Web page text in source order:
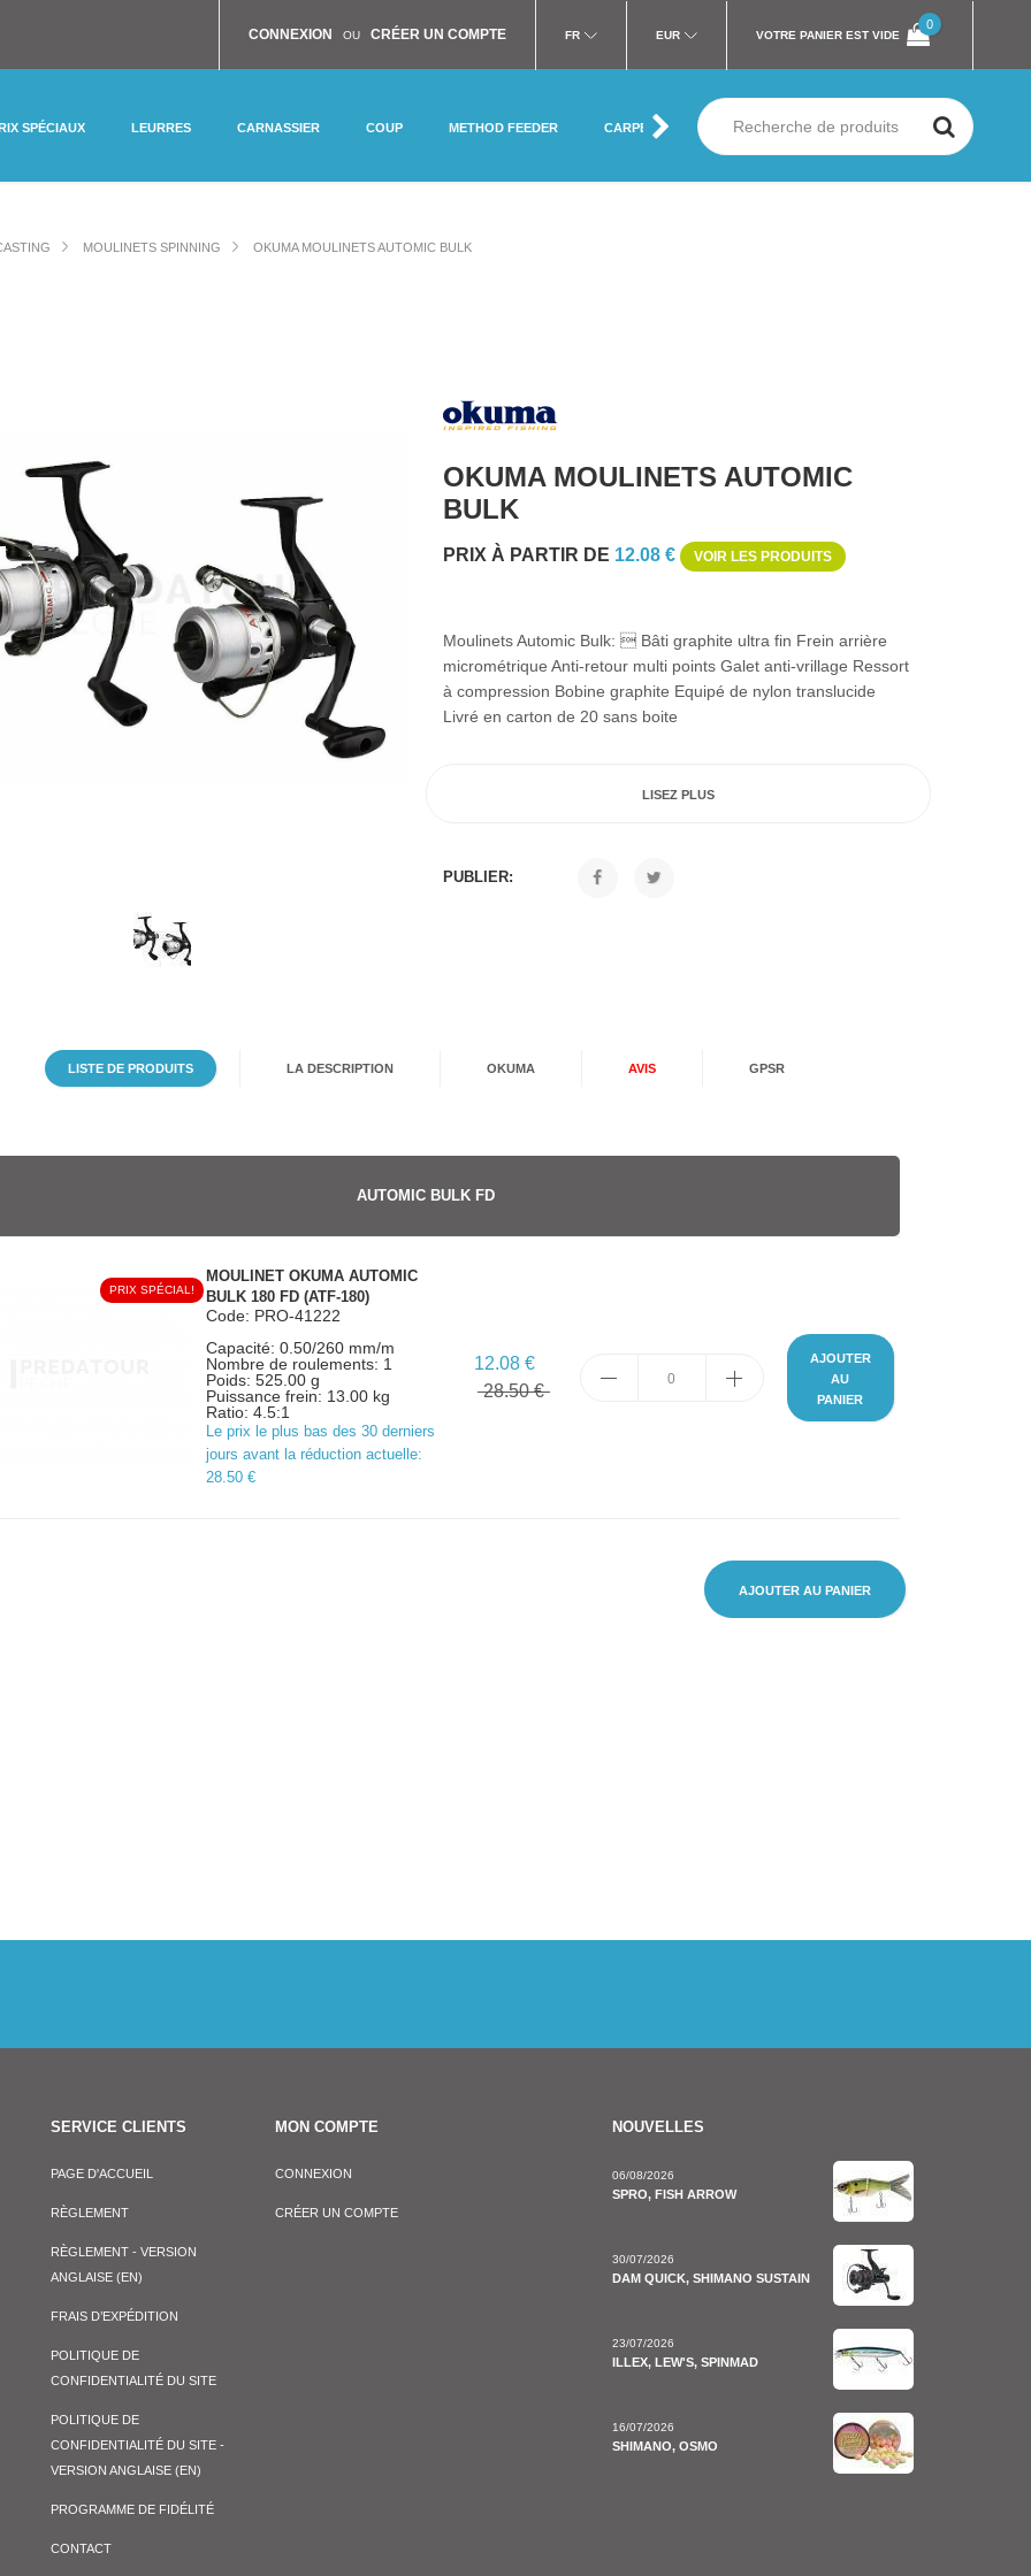
CONNEXION OU CRÉER UN COMPTE FR EUR VOTRE PANIER EST VIDE
0
SPÉCIAUX LEURRES CARNASSIER COUP METHOD FEEDER CARPE MER SILURE MOUCHE
MOULINETS SPINNING OKUMA MOULINETS AUTOMIC BULK
OKUMA MOULINETS AUTOMIC
BULK
PRIX À PARTIR DE 12.08 € VOIR LES PRODUITS
Moulinets Automic Bulk:  Bâti graphite ultra fin Frein arrière
micrométrique Anti-retour multi points Galet anti-vrillage Ressort
à compression Bobine graphite Equipé de nylon translucide
Livré en carton de 20 sans boite
LISEZ PLUS
PUBLIER:
LISTE DE PRODUITS LA DESCRIPTION OKUMA AVIS GPSR
AUTOMIC BULK FD
PRIX SPÉCIAL!
MOULINET OKUMA AUTOMIC
BULK 180 FD (ATF-180)
Code: PRO-41222
Capacité: 0.50/260 mm/m
Nombre de roulements: 1
Poids: 525.00 g
Puissance frein: 13.00 kg
Ratio: 4.5:1
Le prix le plus bas des 30 derniers
jours avant la réduction actuelle:
28.50 €
12.08 €
28.50 €
AJOUTER
AU
PANIER
AJOUTER AU PANIER
CANNES
SERVICE CLIENTS
PAGE D'ACCUEIL
RÈGLEMENT
RÈGLEMENT - VERSION
ANGLAISE (EN)
FRAIS D’EXPÉDITION
POLITIQUE DE
CONFIDENTIALITÉ DU SITE
POLITIQUE DE
CONFIDENTIALITÉ DU SITE -
VERSION ANGLAISE (EN)
PROGRAMME DE FIDÉLITÉ
CONTACT
MON COMPTE
CONNEXION
CRÉER UN COMPTE
NOUVELLES
06/08/2026
SPRO, FISH ARROW
30/07/2026
DAM QUICK, SHIMANO SUSTAIN
23/07/2026
ILLEX, LEW'S, SPINMAD
16/07/2026
SHIMANO, OSMO